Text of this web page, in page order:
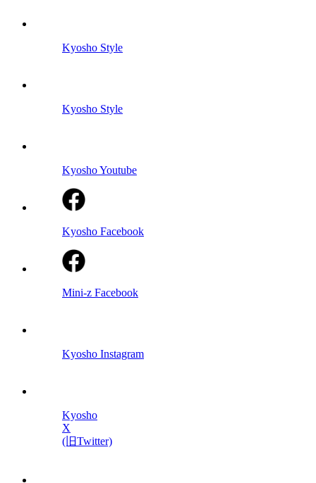
Kyosho Style
Kyosho Style
Kyosho Youtube
Kyosho Facebook
Mini-z Facebook
Kyosho Instagram
Kyosho
X
(旧Twitter)